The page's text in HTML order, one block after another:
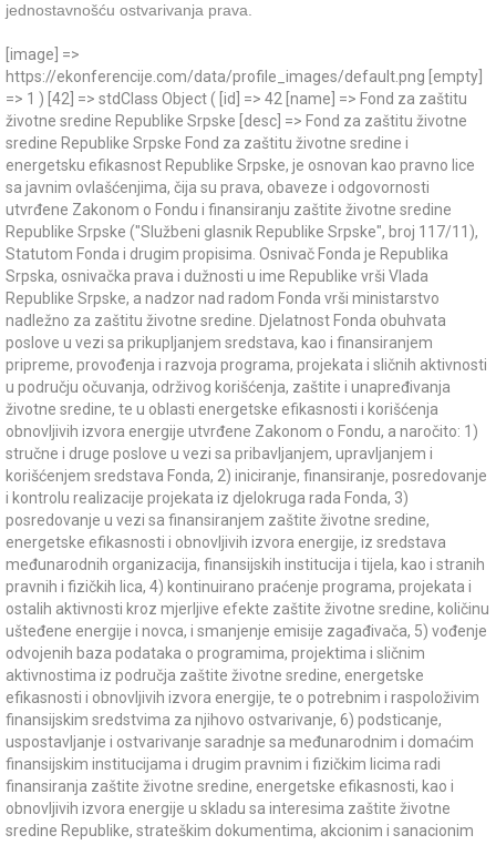
jednostavnošću ostvarivanja prava.
[image] =>
https://ekonferencije.com/data/profile_images/default.png [empty]
=> 1 ) [42] => stdClass Object ( [id] => 42 [name] => Fond za zaštitu
životne sredine Republike Srpske [desc] => Fond za zaštitu životne
sredine Republike Srpske Fond za zaštitu životne sredine i
energetsku efikasnost Republike Srpske, je osnovan kao pravno lice
sa javnim ovlašćenjima, čija su prava, obaveze i odgovornosti
utvrđene Zakonom o Fondu i finansiranju zaštite životne sredine
Republike Srpske ("Službeni glasnik Republike Srpske", broj 117/11),
Statutom Fonda i drugim propisima. Osnivač Fonda je Republika
Srpska, osnivačka prava i dužnosti u ime Republike vrši Vlada
Republike Srpske, a nadzor nad radom Fonda vrši ministarstvo
nadležno za zaštitu životne sredine. Djelatnost Fonda obuhvata
poslove u vezi sa prikupljanjem sredstava, kao i finansiranjem
pripreme, provođenja i razvoja programa, projekata i sličnih aktivnosti
u području očuvanja, održivog korišćenja, zaštite i unapređivanja
životne sredine, te u oblasti energetske efikasnosti i korišćenja
obnovljivih izvora energije utvrđene Zakonom o Fondu, a naročito: 1)
stručne i druge poslove u vezi sa pribavljanjem, upravljanjem i
korišćenjem sredstava Fonda, 2) iniciranje, finansiranje, posredovanje
i kontrolu realizacije projekata iz djelokruga rada Fonda, 3)
posredovanje u vezi sa finansiranjem zaštite životne sredine,
energetske efikasnosti i obnovljivih izvora energije, iz sredstava
međunarodnih organizacija, finansijskih institucija i tijela, kao i stranih
pravnih i fizičkih lica, 4) kontinuirano praćenje programa, projekata i
ostalih aktivnosti kroz mjerljive efekte zaštite životne sredine, količinu
ušteđene energije i novca, i smanjenje emisije zagađivača, 5) vođenje
odvojenih baza podataka o programima, projektima i sličnim
aktivnostima iz područja zaštite životne sredine, energetske
efikasnosti i obnovljivih izvora energije, te o potrebnim i raspoloživim
finansijskim sredstvima za njihovo ostvarivanje, 6) podsticanje,
uspostavljanje i ostvarivanje saradnje sa međunarodnim i domaćim
finansijskim institucijama i drugim pravnim i fizičkim licima radi
finansiranja zaštite životne sredine, energetske efikasnosti, kao i
obnovljivih izvora energije u skladu sa interesima zaštite životne
sredine Republike, strateškim dokumentima, akcionim i sanacionim